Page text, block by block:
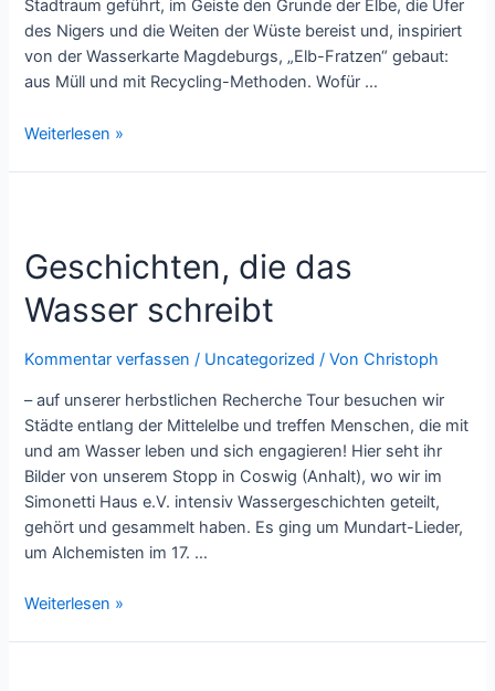
Stadtraum geführt, im Geiste den Grunde der Elbe, die Ufer
des Nigers und die Weiten der Wüste bereist und, inspiriert
von der Wasserkarte Magdeburgs, „Elb-Fratzen“ gebaut:
aus Müll und mit Recycling-Methoden. Wofür …
Elb-
Weiterlesen »
Geschichten, die das
Wasser schreibt
Kommentar verfassen / Uncategorized / VonChristoph
– auf unserer herbstlichen Recherche Tour besuchen wir
Städte entlang der Mittelelbe und treffen Menschen, die mit
und am Wasser leben und sich engagieren! Hier seht ihr
Bilder von unserem Stopp in Coswig (Anhalt), wo wir im
Simonetti Haus e.V. intensiv Wassergeschichten geteilt,
gehört und gesammelt haben. Es ging um Mundart-Lieder,
um Alchemisten im 17. …
Geschichten,
Weiterlesen »